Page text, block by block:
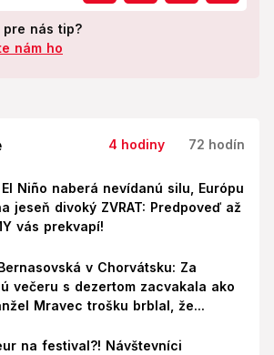
pre nás tip?
nám ho
4 hodiny 72 hodín
Niño naberá nevídanú silu, Európu
jeseň divoký ZVRAT: Predpoveď až
vás prekvapí!
v Chorvátsku: Za
večeru s dezertom zacvakala ako
Mravec trošku brblal, že...
na festival?! Návštevníci